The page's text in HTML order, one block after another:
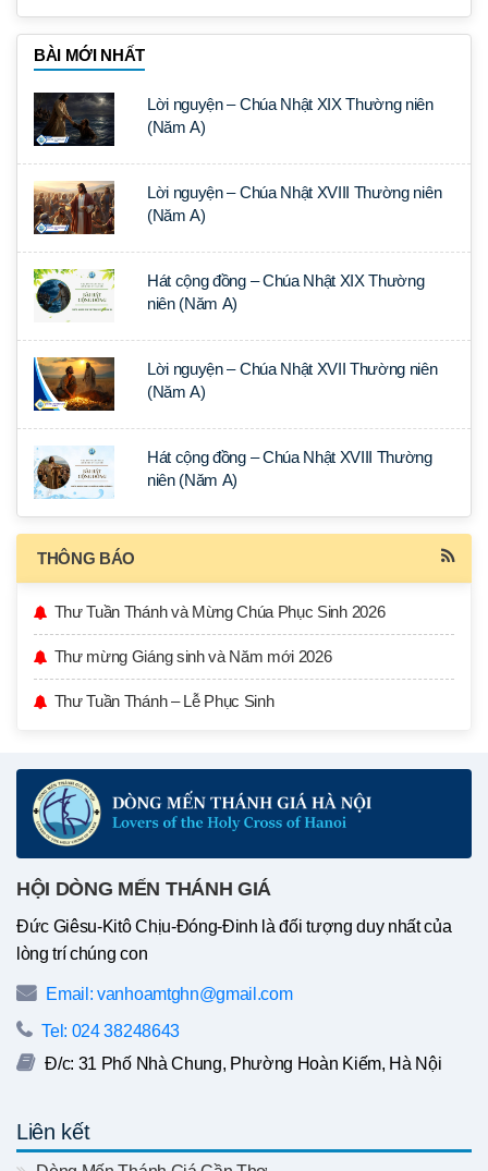
BÀI MỚI NHẤT
Lời nguyện – Chúa Nhật XIX Thường niên
(Năm A)
Lời nguyện – Chúa Nhật XVIII Thường niên
(Năm A)
Hát cộng đồng – Chúa Nhật XIX Thường
niên (Năm A)
Lời nguyện – Chúa Nhật XVII Thường niên
(Năm A)
Hát cộng đồng – Chúa Nhật XVIII Thường
niên (Năm A)
THÔNG BÁO
Thư Tuần Thánh và Mừng Chúa Phục Sinh 2026
Thư mừng Giáng sinh và Năm mới 2026
Thư Tuần Thánh – Lễ Phục Sinh
HỘI DÒNG MẾN THÁNH GIÁ
Đức Giêsu-Kitô Chịu-Đóng-Đinh là đối tượng duy nhất của
lòng trí chúng con
Email: vanhoamtghn@gmail.com
Tel: 024 38248643
Đ/c: 31 Phố Nhà Chung, Phường Hoàn Kiếm, Hà Nội
Liên kết